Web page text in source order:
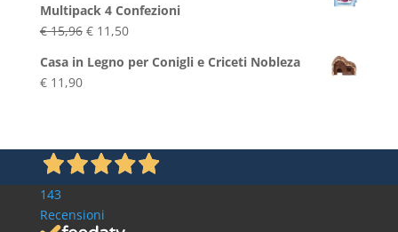
Multipack 4 Confezioni
€15,96 Il
originale
€11,50Il
attuale
Casa in Legno per Conigli e Criceti Nobleza
€11,90
143
Recensioni